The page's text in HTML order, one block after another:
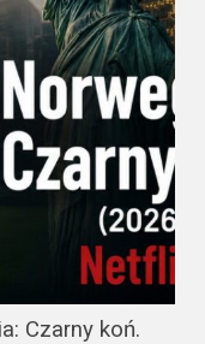
Czarny koń.